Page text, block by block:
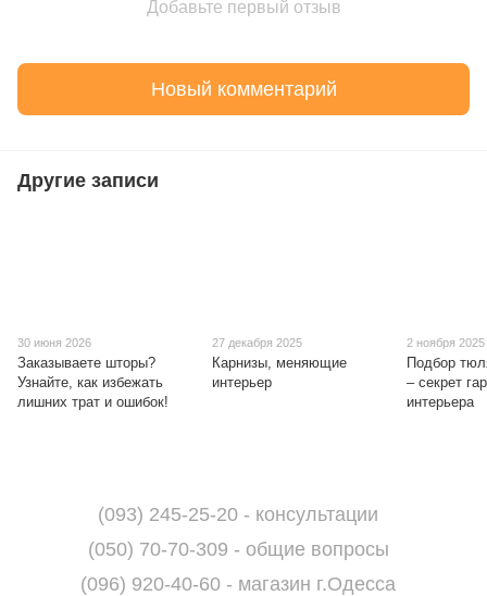
Добавьте первый отзыв
Новый комментарий
Другие записи
30 июня 2026
Заказываете шторы?
Узнайте, как избежать
лишних трат и ошибок!
27 декабря 2025
Карнизы, меняющие
интерьер
2 ноября 2025
Подбор
– секрет
интерьера
(093) 245-25-20 - консультации
(050) 70-70-309 - общие вопросы
(096) 920-40-60 - магазин г.Одесса